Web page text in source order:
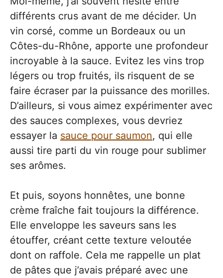
différents crus avant de me décider. Un
vin corsé, comme un Bordeaux ou un
Côtes-du-Rhône, apporte une profondeur
incroyable à la sauce. Evitez les vins trop
légers ou trop fruités, ils risquent de se
faire écraser par la puissance des morilles.
D’ailleurs, si vous aimez expérimenter avec
des sauces complexes, vous devriez
essayer la sauce pour saumon, qui elle
aussi tire parti du vin rouge pour sublimer
ses arômes.
Et puis, soyons honnêtes, une bonne
crème fraîche fait toujours la différence.
Elle enveloppe les saveurs sans les
étouffer, créant cette texture veloutée
dont on raffole. Cela me rappelle un plat
de pâtes que j’avais préparé avec une